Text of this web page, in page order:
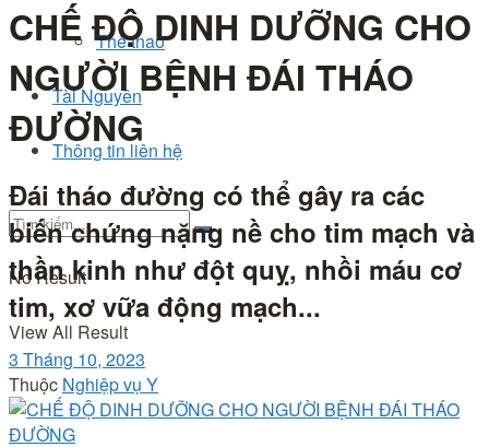
Thể thao
Tài Nguyên
Thông tin liên hệ
No Result
View All Result
CHẾ ĐỘ DINH DƯỠNG CHO
NGƯỜI BỆNH ĐÁI THÁO
ĐƯỜNG
Đái tháo đường có thể gây ra các
biến chứng nặng nề cho tim mạch và
thần kinh như đột quỵ, nhồi máu cơ
tim, xơ vữa động mạch...
3 Tháng 10, 2023
Thuộc Nghiệp vụ Y